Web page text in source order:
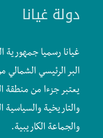
دولة غيانا
غيانا رسميا جمهورية
البر الرئيسي الشمالي
يعتبر جزءا من منطقة
والتاريخية والسياسية
والجماعة الكاريبية.